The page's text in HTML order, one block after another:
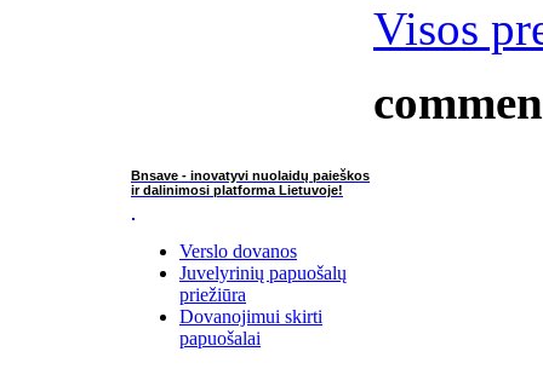
Visos
Bnsave - inovatyvi nuolaidų paieškos
ir dalinimosi platforma Lietuvoje!
Verslo dovanos
Juvelyrinių papuošalų
priežiūra
Dovanojimui skirti
papuošalai